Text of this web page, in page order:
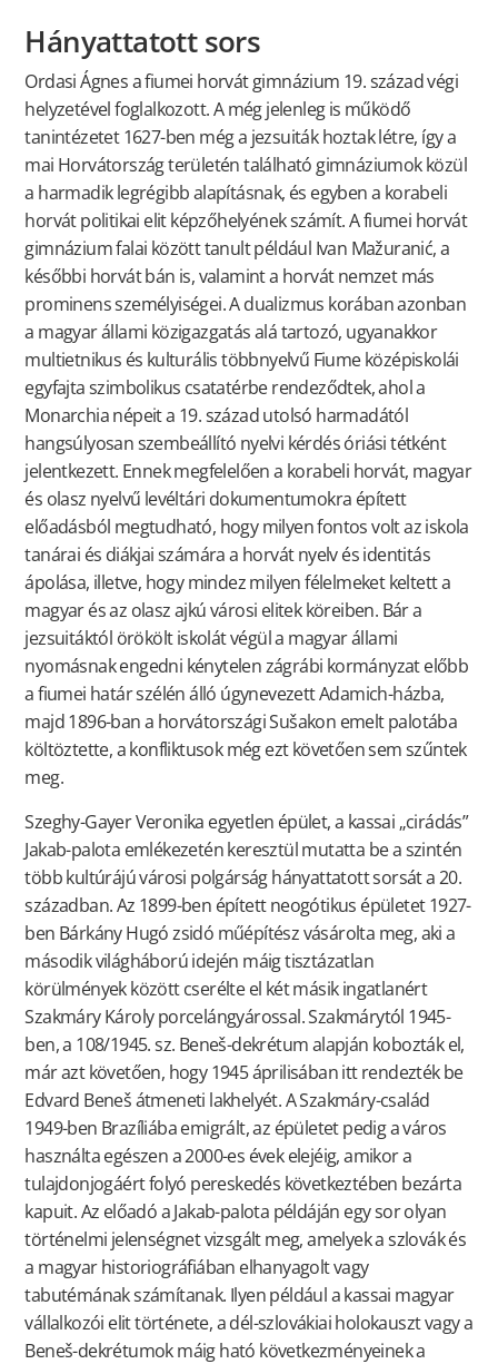
Hányattatott sors
Ordasi Ágnes a fiumei horvát gimnázium 19. század végi
helyzetével foglalkozott. A még jelenleg is működő
tanintézetet 1627-ben még a jezsuiták hoztak létre, így a
mai Horvátország területén található gimnáziumok közül
a harmadik legrégibb alapításnak, és egyben a korabeli
horvát politikai elit képzőhelyének számít. A fiumei horvát
gimnázium falai között tanult például Ivan Mažuranić, a
későbbi horvát bán is, valamint a horvát nemzet más
prominens személyiségei. A dualizmus korában azonban
a magyar állami közigazgatás alá tartozó, ugyanakkor
multietnikus és kulturális többnyelvű Fiume középiskolái
egyfajta szimbolikus csatatérbe rendeződtek, ahol a
Monarchia népeit a 19. század utolsó harmadától
hangsúlyosan szembeállító nyelvi kérdés óriási tétként
jelentkezett. Ennek megfelelően a korabeli horvát, magyar
és olasz nyelvű levéltári dokumentumokra épített
előadásból megtudható, hogy milyen fontos volt az iskola
tanárai és diákjai számára a horvát nyelv és identitás
ápolása, illetve, hogy mindez milyen félelmeket keltett a
magyar és az olasz ajkú városi elitek köreiben. Bár a
jezsuitáktól örökölt iskolát végül a magyar állami
nyomásnak engedni kénytelen zágrábi kormányzat előbb
a fiumei határ szélén álló úgynevezett Adamich-házba,
majd 1896-ban a horvátországi Sušakon emelt palotába
költöztette, a konfliktusok még ezt követően sem szűntek
meg.
Szeghy-Gayer Veronika egyetlen épület, a kassai „cirádás”
Jakab-palota emlékezetén keresztül mutatta be a szintén
több kultúrájú városi polgárság hányattatott sorsát a 20.
században. Az 1899-ben épített neogótikus épületet 1927-
ben Bárkány Hugó zsidó műépítész vásárolta meg, aki a
második világháború idején máig tisztázatlan
körülmények között cserélte el két másik ingatlanért
Szakmáry Károly porcelángyárossal. Szakmárytól 1945-
ben, a 108/1945. sz. Beneš-dekrétum alapján kobozták el,
már azt követően, hogy 1945 áprilisában itt rendezték be
Edvard Beneš átmeneti lakhelyét. A Szakmáry-család
1949-ben Brazíliába emigrált, az épületet pedig a város
használta egészen a 2000-es évek elejéig, amikor a
tulajdonjogáért folyó pereskedés következtében bezárta
kapuit. Az előadó a Jakab-palota példáján egy sor olyan
történelmi jelenségnet vizsgált meg, amelyek a szlovák és
a magyar historiográfiában elhanyagolt vagy
tabutémának számítanak. Ilyen például a kassai magyar
vállalkozói elit története, a dél-szlovákiai holokauszt vagy a
Beneš-dekrétumok máig ható következményeinek a